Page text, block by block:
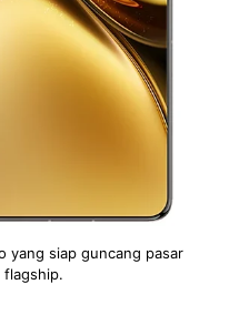
yang siap guncang pasar